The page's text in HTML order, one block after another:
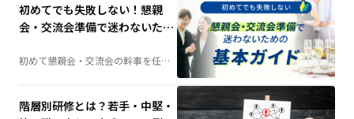
初めてでも失敗しない！懇親
会・交流会準備で迷わないため
初めて懇親会・交流会の幹事を任さ
れた方へ。会場選びや予算の考え
やすく解説します。
階層別研修とは？若手・中堅・